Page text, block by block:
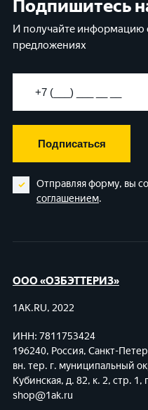
Подпишитесь
И получайте информацию
предложениях
Подписаться
Отправляя форму, вы
соглашением.
ООО «ОЗБЭТТЕРИЗ»
1AK.RU, 2022
ИНН: 7811753424
196240, Россия, Санкт-
вн. тер. г. муниципальный
Кубинская, д. 82, к. 2, стр.
shop@1ak.ru